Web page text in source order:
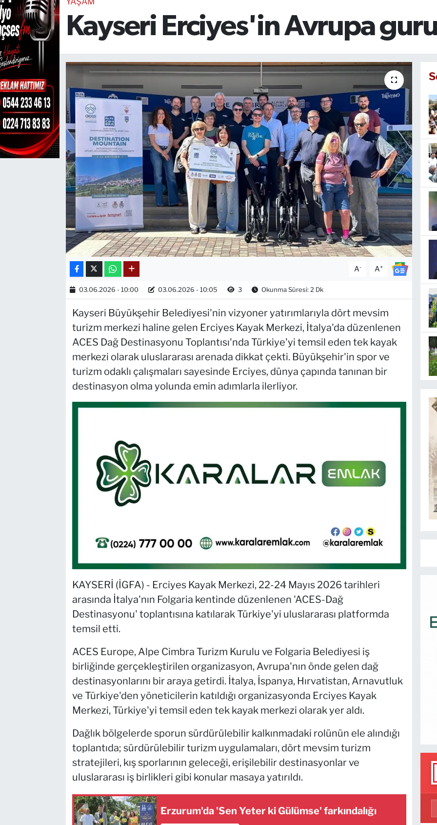
Kayseri Erciyes'in Avrupa
A- A+
03.06.2026 - 10:00 03.06.2026 - 10:05 3 Okunma Süresi: 2 Dk
Kayseri Büyükşehir Belediyesi'nin vizyoner yatırımlarıyla dört mevsim
turizm merkezi haline gelen Erciyes Kayak Merkezi, İtalya'da düzenlenen
ACES Dağ Destinasyonu Toplantısı'nda Türkiye'yi temsil eden tek kayak
merkezi olarak uluslararası arenada dikkat çekti. Büyükşehir'in spor ve
turizm odaklı çalışmaları sayesinde Erciyes, dünya çapında tanınan bir
destinasyon olma yolunda emin adımlarla ilerliyor.
KAYSERİ (İGFA) - Erciyes Kayak Merkezi, 22-24 Mayıs 2026 tarihleri
arasında İtalya'nın Folgaria kentinde düzenlenen 'ACES-Dağ
Destinasyonu' toplantısına katılarak Türkiye'yi uluslararası platformda
temsil etti.
ACES Europe, Alpe Cimbra Turizm Kurulu ve Folgaria Belediyesi iş
birliğinde gerçekleştirilen organizasyon, Avrupa'nın önde gelen dağ
destinasyonlarını bir araya getirdi. İtalya, İspanya, Hırvatistan, Arnavutluk
ve Türkiye'den yöneticilerin katıldığı organizasyonda Erciyes Kayak
Merkezi, Türkiye'yi temsil eden tek kayak merkezi olarak yer aldı.
Dağlık bölgelerde sporun sürdürülebilir kalkınmadaki rolünün ele alındığı
toplantıda; sürdürülebilir turizm uygulamaları, dört mevsim turizm
stratejileri, kış sporlarının geleceği, erişilebilir destinasyonlar ve
uluslararası iş birlikleri gibi konular masaya yatırıldı.
Erzurum'da 'Sen Yeter ki Gülümse' farkındalığı
TEKNOLOJİ
CANLI DİNLE
RESMİ İLANLAR
Gencsesfm Canlı Dinle